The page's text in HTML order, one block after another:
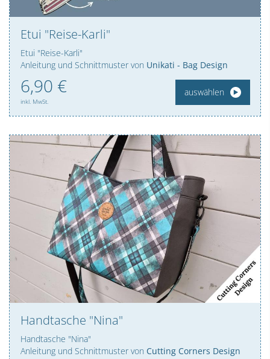
Etui "Reise-Karli"
Etui "Reise-Karli"
Anleitung und Schnittmuster von Unikati - Bag Design
6,90 €
inkl. MwSt.
auswählen
Handtasche "Nina"
Handtasche "Nina"
Anleitung und Schnittmuster von Cutting Corners Design